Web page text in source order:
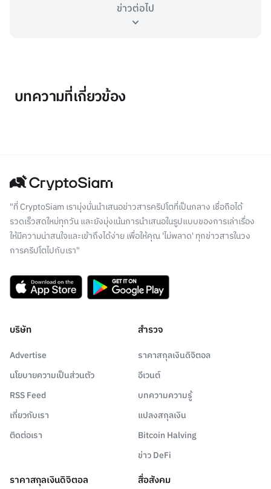
ข่าวต่อไป
บทความที่เกี่ยวข้อง
"ที่ CryptoSiam เรามุ่งมั่นนำเสนอข่าวสารคริปโตที่เป็นกลาง เชื่อถือได้
รวดเร็วสดใหม่ทุกวัน และยังมุ่งเน้นการนำเสนอในรูปแบบของการเล่าเรื่อง
ให้มีความน่าสนใจและเข้าถึงได้ง่าย เพื่อให้คุณ 'ไม่พลาด' ทุกข่าวสารในวง
การคริปโตไปกับเรา"
บริษัท
Advertise
นโยบายความเป็นส่วนตัว
RSS Feed
เกี่ยวกับเรา
ติดต่อเรา
สำรวจ
ราคาสกุลเงินดิจิตอล
อีเวนต์
บทความความรู้
แปลงสกุลเงิน
Bitcoin Halving
ข่าว DeFi
ราคาสกุลเงินดิจิตอล สื่อสังคม